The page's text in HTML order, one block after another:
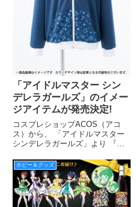
「アイドルマスター シン
デレラガールズ」のイメー
ジアイテムが発売決定!
コスプレショップACOS（アコ
ス）から、 「アイドルマスター
シンデレラガールズ」より 『イ
『トートバッグ』 『アクリルバ
ングル』が発売決定。 全国の
ACOS・アニメイト各店にて発売
予定。
ホビー＆グッズ